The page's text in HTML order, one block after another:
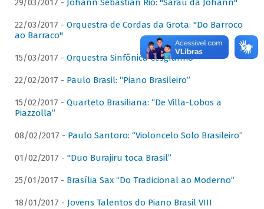
29/03/2017 - Johann Sebastian Rio: "Sarau da Johann"
22/03/2017 - Orquestra de Cordas da Grota: "Do Barroco
ao Barraco"
15/03/2017 - Orquestra Sinfônica Cesgranrio
22/02/2017 - Paulo Brasil: “Piano Brasileiro”
15/02/2017 - Quarteto Brasiliana: “De Villa-Lobos a
Piazzolla”
08/02/2017 - Paulo Santoro: “Violoncelo Solo Brasileiro”
01/02/2017 - "Duo Burajiru toca Brasil”
25/01/2017 - Brasília Sax “Do Tradicional ao Moderno”
18/01/2017 - Jovens Talentos do Piano Brasil VIII